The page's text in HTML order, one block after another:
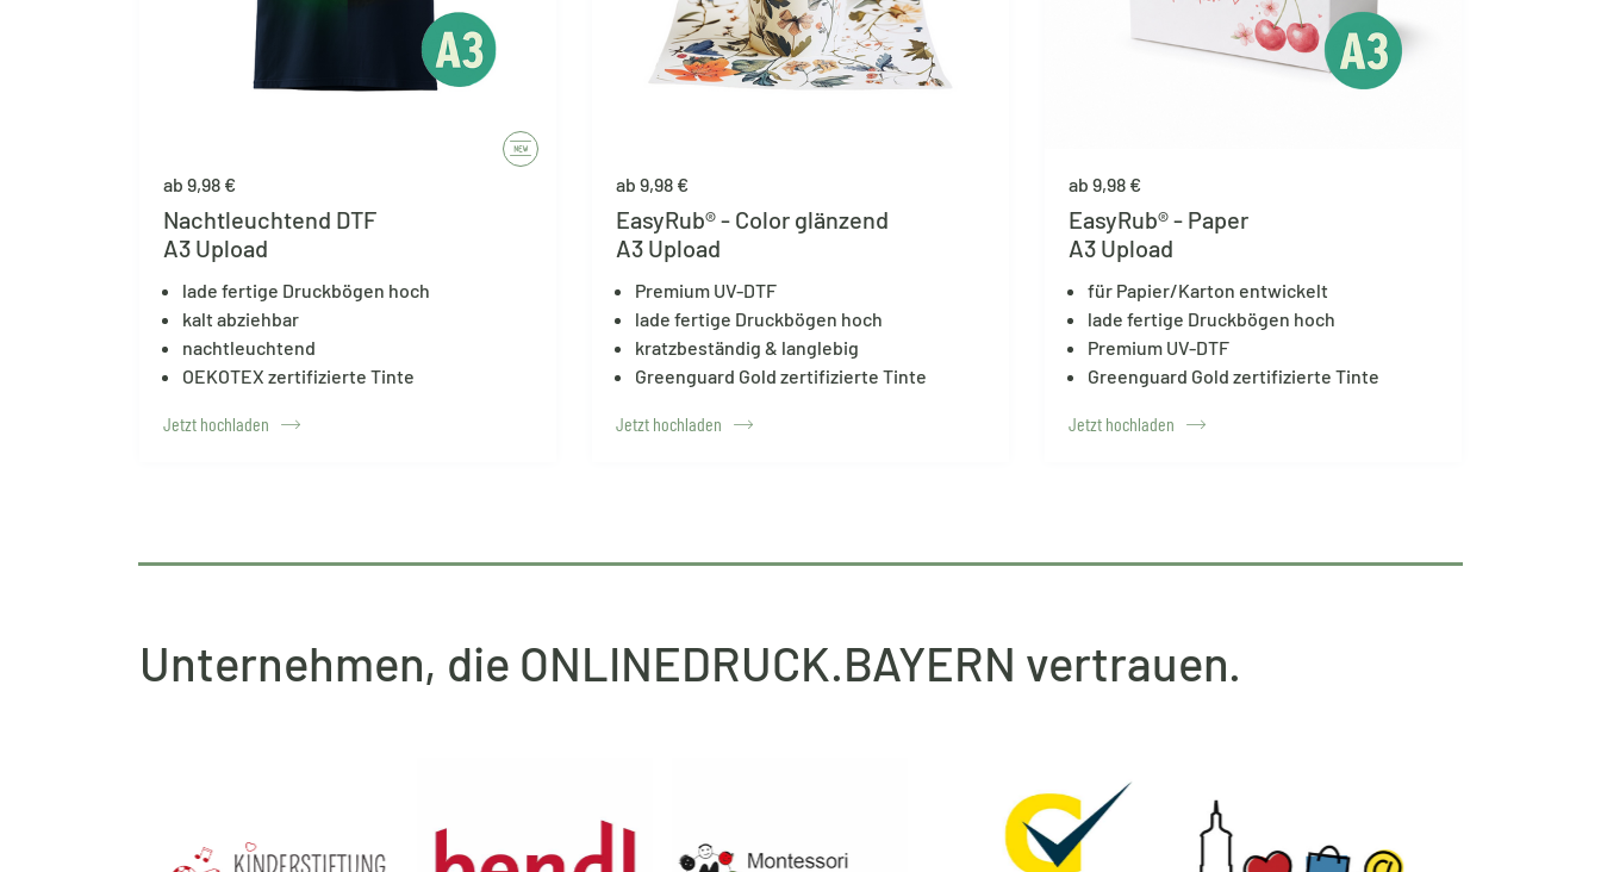
ab 9,98 €
Nachtleuchtend DTF
A3 Upload
lade fertige Druckbögen hoch
kalt abziehbar
nachtleuchtend
OEKOTEX zertifizierte Tinte
Jetzt hochladen
ab 9,98 €
EasyRub® - Color glänzend
A3 Upload
Premium UV-DTF
lade fertige Druckbögen hoch
kratzbeständig & langlebig
Greenguard Gold zertifizierte Tinte
Jetzt hochladen
ab 9,98 €
EasyRub® - Paper
A3 Upload
für Papier/Karton entwickelt
lade fertige Druckbögen hoch
Premium UV-DTF
Greenguard Gold zertifizierte Tinte
Jetzt hochladen
Unternehmen, die ONLINEDRUCK.BAYERN vertrauen.